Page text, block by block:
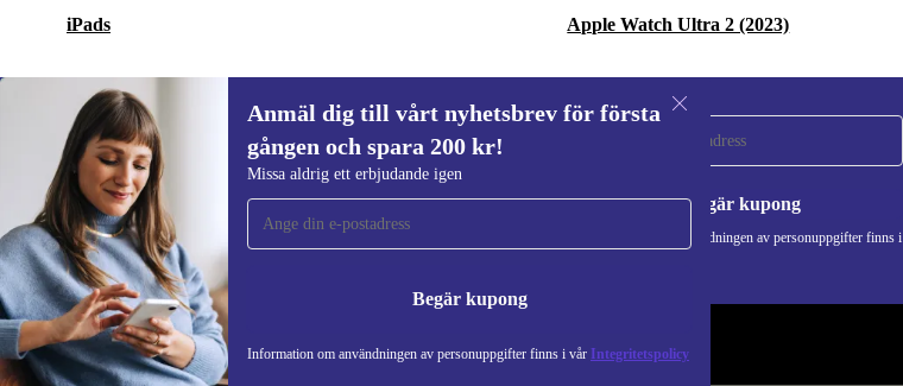
iPads Apple Watch Ultra 2 (2023)
Anmäl dig till vårt nyhetsbrev för första
gången och spara 200 kr!
Missa aldrig ett erbjudande igen
Begär kupong
Information om användningen av personuppgifter finns i vår Integritetspolicy
Anmäl dig till vårt nyhetsbrev för första
gången och spara 200 kr!
Missa aldrig ett erbjudande igen.
Begär kupong
Information om användningen av personuppgifter finns i
REFURBED SVERIGE - RETHINK NEW.